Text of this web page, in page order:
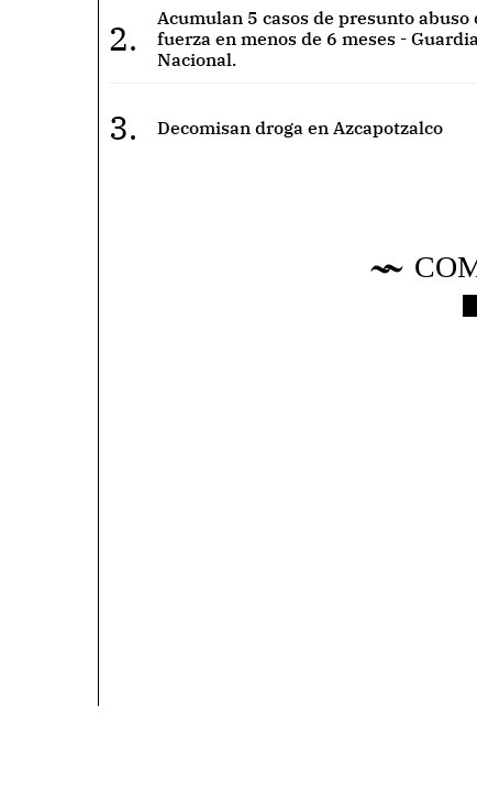
2.
Acumulan 5 casos de presunto abuso
fuerza en menos de 6 meses - Guardia
Nacional.
3. Decomisan droga en Azcapotzalco